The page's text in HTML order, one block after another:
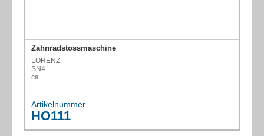
Zahnradstossmaschine
LORENZ
SN4
ca.
Artikelnummer
HO111